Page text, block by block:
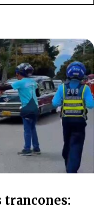
trancones: